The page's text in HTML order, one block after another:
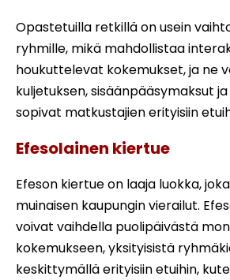
Opastetuilla retkillä on usein
ryhmille, mikä mahdollistaa
houkuttelevat kokemukset, ja ne
kuljetuksen, sisäänpääsymaksut
sopivat matkustajien erityisiin
Efesolainen kiertue
Efeson kiertue on laaja luokka,
muinaisen kaupungin vierailut.
voivat vaihdella puolipäivästä
kokemukseen, yksityisistä
keskittymällä erityisiin etuihin,